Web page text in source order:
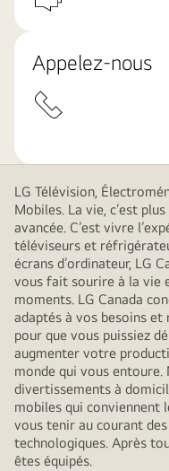
Appelez-nous
LG Télévision,
Mobiles. La vie, c’est
avancée. C’est vivre
téléviseurs et
écrans d’ordinateur, LG
vous fait sourire à la vie
moments. LG Canada
adaptés à vos besoins et
pour que vous puissiez
augmenter votre
monde qui vous
divertissements à
mobiles qui conviennent
vous tenir au courant
technologiques. Après
êtes équipés.